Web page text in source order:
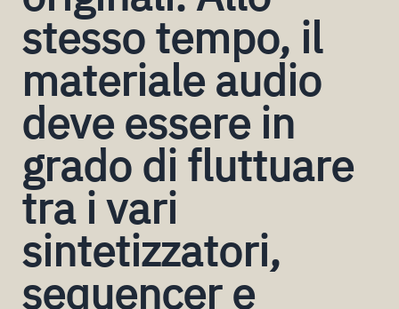
stesso tempo, il
materiale audio
deve essere in
grado di fluttuare
tra i vari
sintetizzatori,
sequencer e